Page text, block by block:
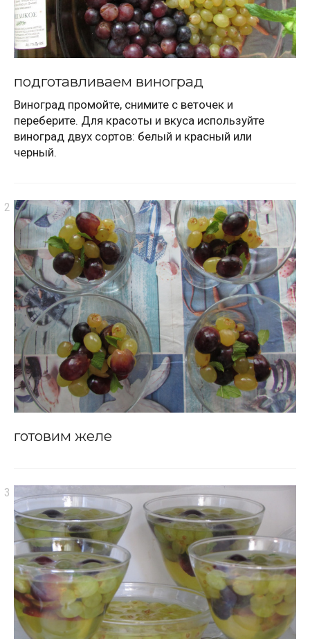
подготавливаем виноград
Виноград промойте, снимите с веточек и
переберите. Для красоты и вкуса используйте
виноград двух сортов: белый и красный или
черный.
готовим желе